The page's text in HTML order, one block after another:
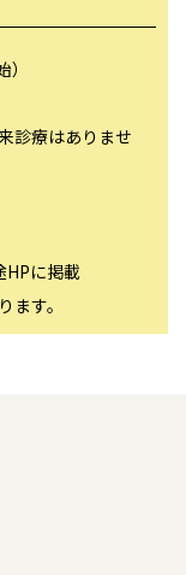
診療はありませ
HPに掲載
す。